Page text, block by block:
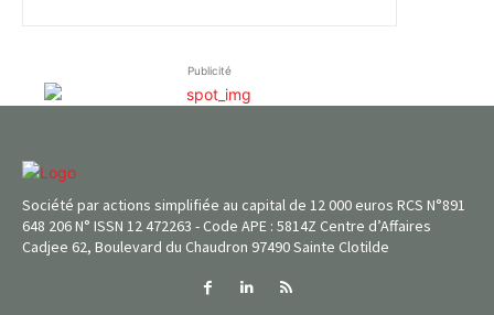
Publicité
Société par actions simplifiée au capital de 12 000 euros RCS N°891
648 206 N° ISSN 12 472263 - Code APE : 5814Z Centre d’Affaires
Cadjee 62, Boulevard du Chaudron 97490 Sainte Clotilde